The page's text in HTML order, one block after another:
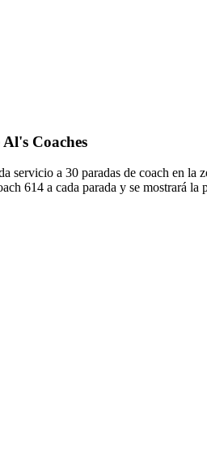
Coaches
servicio a 30 paradas de coach en
614 a cada parada y se mostrará